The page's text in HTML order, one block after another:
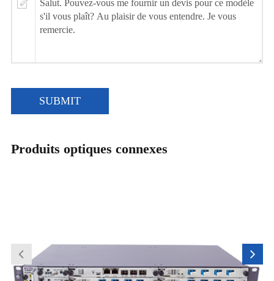
SUBMIT
Produits optiques connexes